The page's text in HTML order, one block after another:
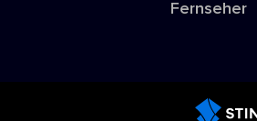
Fernseher